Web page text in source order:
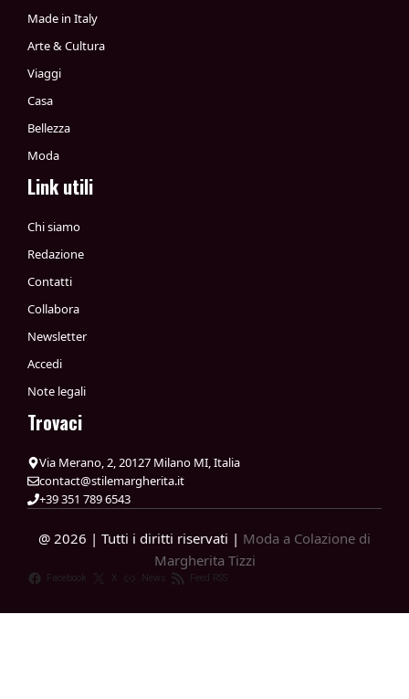
Made in Italy
Arte & Cultura
Viaggi
Casa
Bellezza
Moda
Link utili
Chi siamo
Redazione
Contatti
Collabora
Newsletter
Accedi
Note legali
Trovaci
Via Merano, 2, 20127 Milano MI, Italia
contact@stilemargherita.it
+39 351 789 6543
@ 2026 | Tutti i diritti riservati | Moda a Colazione di
Margherita Tizzi
Facebook X News Feed RSS